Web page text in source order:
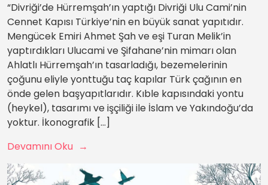
“Divriği’de Hürremşah’ın yaptığı Divriği Ulu Cami’nin
Cennet Kapısı Türkiye’nin en büyük sanat yapıtıdır.
Mengücek Emiri Ahmet Şah ve eşi Turan Melik’in
yaptırdıkları Ulucami ve Şifahane’nin mimarı olan
Ahlatlı Hürremşah’ın tasarladığı, bezemelerinin
çoğunu eliyle yonttuğu taç kapılar Türk çağının en
önde gelen başyapıtlarıdır. Kıble kapısındaki yontu
(heykel), tasarımı ve işçiliği ile İslam ve Yakındoğu’da
yoktur. İkonografik […]
Devamını Oku